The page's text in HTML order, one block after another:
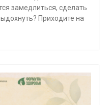
замедлиться, сделать
Приходите на